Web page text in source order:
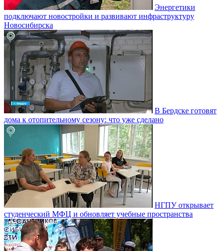
Энергетики
подключают новостройки и развивают инфраструктуру
Новосибирска
В Бердске готовят
дома к отопительному сезону: что уже сделано
НГПУ открывает
студенческий МФЦ и обновляет учебные пространства